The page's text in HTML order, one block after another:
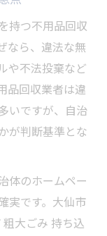
持つ不用品回収
なら、違法な無
や不法投棄など
品回収業者は違
いですが、自治
が判断基準とな
体のホームペー
実です。大仙市
大ごみ 持ち込